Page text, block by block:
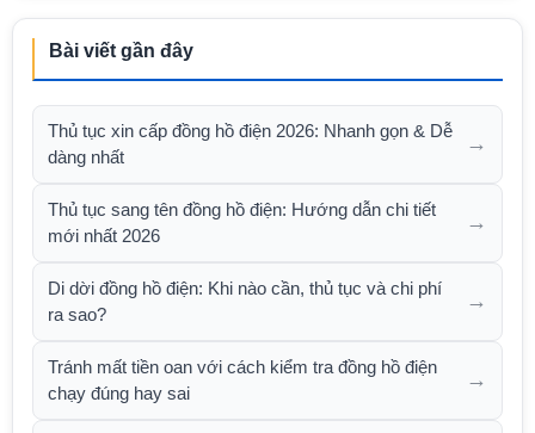
Bài viết gần đây
Thủ tục xin cấp đồng hồ điện 2026: Nhanh gọn & Dễ
dàng nhất
→
Thủ tục sang tên đồng hồ điện: Hướng dẫn chi tiết
mới nhất 2026
→
Di dời đồng hồ điện: Khi nào cần, thủ tục và chi phí
ra sao?
→
Tránh mất tiền oan với cách kiểm tra đồng hồ điện
chạy đúng hay sai
→